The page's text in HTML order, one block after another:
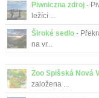
Piwniczna zdroj -
ležící ...
Široké sedlo -
na vr...
Zoo Spišská Nová
založena ...